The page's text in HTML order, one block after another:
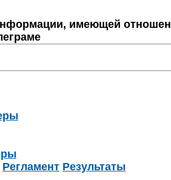
имеющей
Регламент Результаты